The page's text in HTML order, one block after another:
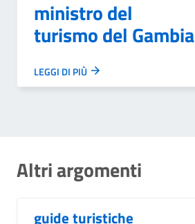
ministro del
turismo del Gambia
LEGGI DI PIÙ
Altri argomenti
guide turistiche